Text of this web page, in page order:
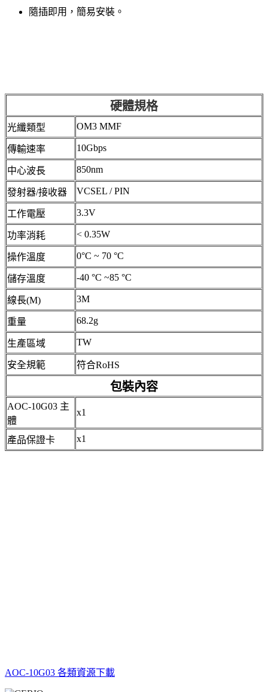
隨插即用，簡易安裝。
硬體規格
光纖類型 OM3 MMF
傳輸速率 10Gbps
中心波長 850nm
發射器/接收器 VCSEL / PIN
工作電壓 3.3V
功率消耗 < 0.35W
操作溫度 0°C ~ 70 °C
儲存溫度 -40 °C ~85 °C
線長(M) 3M
重量 68.2g
生產區域 TW
安全規範 符合RoHS
包裝內容
AOC-10G03 主
體
x1
產品保證卡 x1
AOC-10G03 各類資源下載